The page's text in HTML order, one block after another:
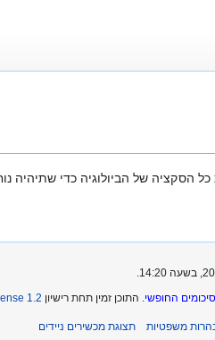
הסקציה של הביולוגיה כדי שתיהיה
החופשי. התוכן זמין תחת רישיון 1.2
משפטיות תצוגת מכשירים ניידים